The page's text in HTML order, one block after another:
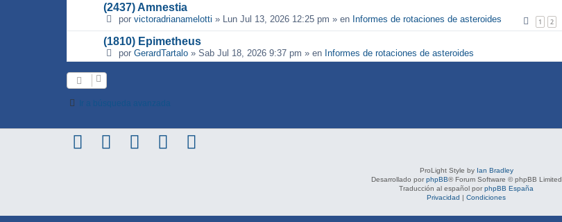
(2437) Amnestia
por victoradrianamelotti » Lun Jul 13, 2026 12:25 pm » en Informes de rotaciones de asteroides 1 2
(1810) Epimetheus
por GerardTartalo » Sab Jul 18, 2026 9:37 pm » en Informes de rotaciones de asteroides
Ir a búsqueda avanzada
ProLight Style by Ian Bradley
Desarrollado por phpBB® Forum Software © phpBB Limited
Traducción al español por phpBB España
Privacidad | Condiciones